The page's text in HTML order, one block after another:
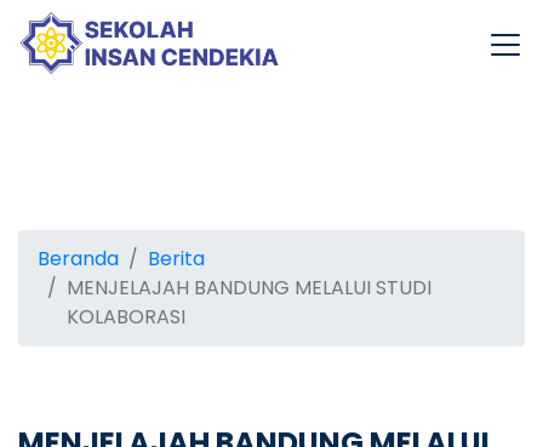
Beranda
Berita
MENJELAJAH BANDUNG MELALUI STUDI
KOLABORASI